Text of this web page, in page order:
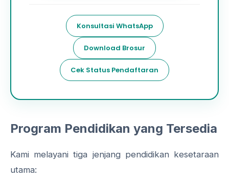
Konsultasi WhatsApp
Download Brosur
Cek Status Pendaftaran
Program Pendidikan yang Tersedia
Kami melayani tiga jenjang pendidikan kesetaraan
utama: